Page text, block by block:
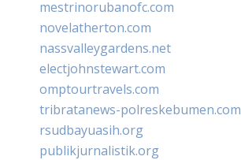
mestrinorubanofc.com
novelatherton.com
nassvalleygardens.net
electjohnstewart.com
omptourtravels.com
tribratanews-polreskebumen.com
rsudbayuasih.org
publikjurnalistik.org